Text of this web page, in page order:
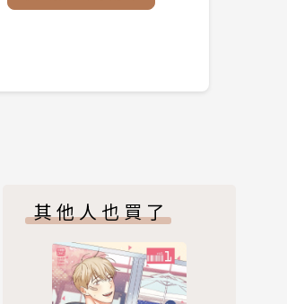
其他人也買了